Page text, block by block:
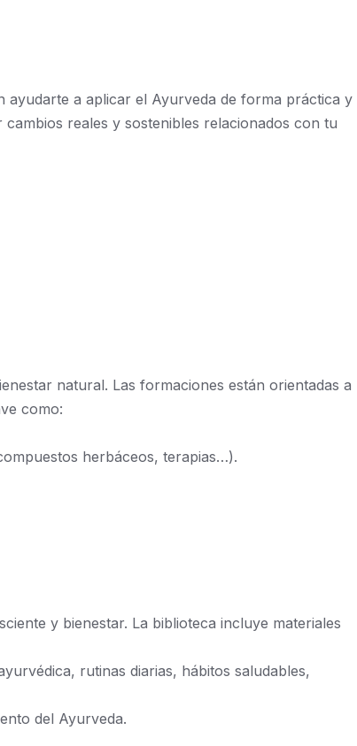
ayudarte a aplicar el Ayurveda de forma práctica y
reales y sostenibles relacionados con tu
natural. Las formaciones están orientadas a
como:
herbáceos, terapias…).
y bienestar. La biblioteca incluye materiales
rutinas diarias, hábitos saludables,
del Ayurveda.